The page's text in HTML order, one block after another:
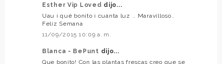
Esther Vip Loved dijo...
Uau ¡ qué bonito ¡ cuánta luz .. Maravilloso..
Feliz Semana
11/09/2015 10:09 a. m.
Blanca - BePunt dijo...
Que bonito! Con las plantas frescas creo que se